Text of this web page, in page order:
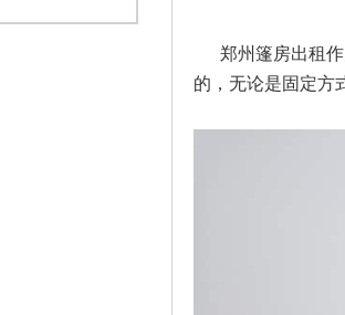
郑州篷房出租
的，无论是固定方